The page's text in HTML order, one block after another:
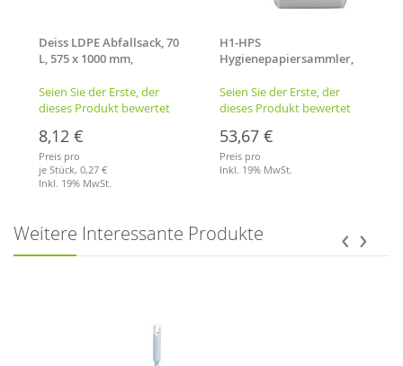
Deiss LDPE Abfallsack, 70
L, 575 x 1000 mm,
Stück
Seien Sie der Erste, der
dieses Produkt bewertet
8,12 €
Preis pro
je Stück,0,27 €
Inkl. 19% MwSt.
H1-HPS
Hygienepapiersammler,
inkl. Wandhalterung
Seien Sie der Erste, der
dieses Produkt bewertet
53,67 €
Preis pro
Inkl. 19% MwSt.
Weitere Interessante Produkte ‹ ›